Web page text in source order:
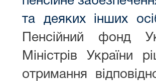
та деяких інших
Пенсійний фонд
Міністрів України
отримання